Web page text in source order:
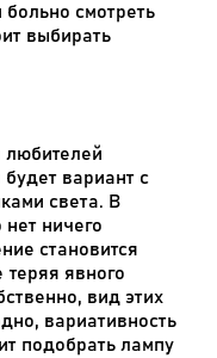
смотреть
выбирать
вариант с
света. В
ничего
становится
явного
вид этих
вариативность
подобрать лампу